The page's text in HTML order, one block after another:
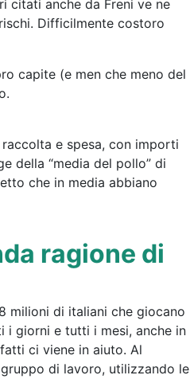
citati anche da Freni ve ne
Difficilmente costoro
capite (e men che meno del
e spesa, con importi
della “media del pollo” di
che in media abbiano
ragione di
milioni di italiani che giocano
i giorni e tutti i mesi, anche in
ci viene in aiuto. Al
di lavoro, utilizzando le